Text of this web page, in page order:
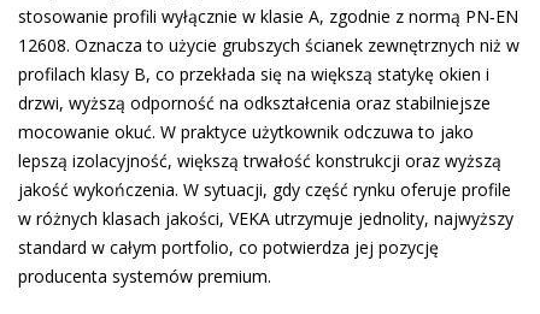
stosowanie profili wyłącznie w klasie A, zgodnie z normą PN‑EN
12608. Oznacza to użycie grubszych ścianek zewnętrznych niż w
profilach klasy B, co przekłada się na większą statykę okien i
drzwi, wyższą odporność na odkształcenia oraz stabilniejsze
mocowanie okuć. W praktyce użytkownik odczuwa to jako
lepszą izolacyjność, większą trwałość konstrukcji oraz wyższą
jakość wykończenia. W sytuacji, gdy część rynku oferuje profile
w różnych klasach jakości, VEKA utrzymuje jednolity, najwyższy
standard w całym portfolio, co potwierdza jej pozycję
producenta systemów premium.